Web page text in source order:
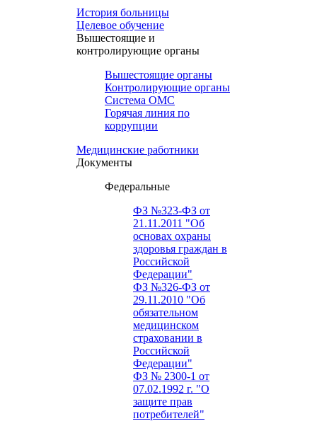
История больницы
Целевое обучение
Вышестоящие и
контролирующие органы
Вышестоящие органы
Контролирующие органы
Система ОМС
Горячая линия по
коррупции
Медицинские работники
Документы
Федеральные
ФЗ №323-ФЗ от
21.11.2011 "Об
основах охраны
здоровья граждан в
Российской
Федерации"
ФЗ №326-ФЗ от
29.11.2010 "Об
обязательном
медицинском
страховании в
Российской
Федерации"
ФЗ № 2300-1 от
07.02.1992 г. "О
защите прав
потребителей"